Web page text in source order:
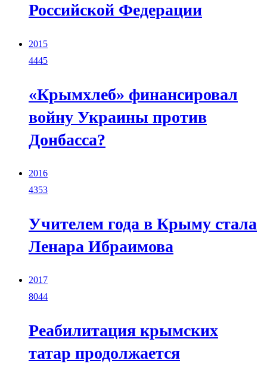
Российской Федерации
2015
4445
«Крымхлеб» финансировал
войну Украины против
Донбасса?
2016
4353
Учителем года в Крыму стала
Ленара Ибраимова
2017
8044
Реабилитация крымских
татар продолжается